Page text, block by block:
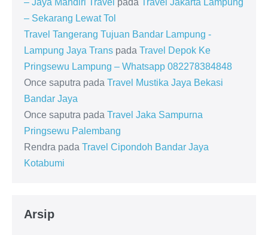
– Jaya Mandiri Travel pada
Travel Jakarta Lampung
– Sekarang Lewat Tol
Travel Tangerang Tujuan Bandar Lampung -
Lampung Jaya Trans pada Travel Depok Ke
Pringsewu Lampung – Whatsapp 082278384848
Once saputra pada Travel Mustika Jaya Bekasi
Bandar Jaya
Once saputra pada Travel Jaka Sampurna
Pringsewu Palembang
Rendra pada Travel Cipondoh Bandar Jaya
Kotabumi
Arsip